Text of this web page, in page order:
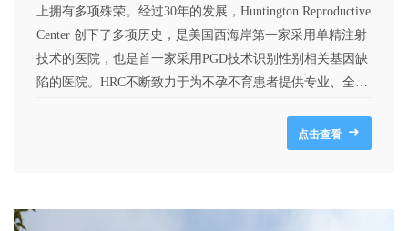
上拥有多项殊荣。经过30年的发展，Huntington Reproductive
Center 创下了多项历史，是美国西海岸第一家采用单精注射
技术的医院，也是首一家采用PGD技术识别性别相关基因缺
陷的医院。HRC不断致力于为不孕不育患者提供专业、全面
点击查看